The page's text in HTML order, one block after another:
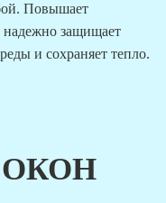
Повышает
надежно защищает
и сохраняет тепло.